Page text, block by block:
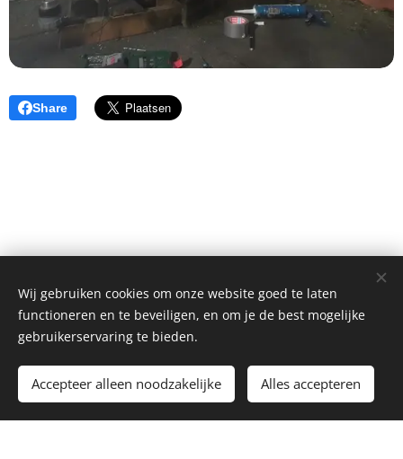
Share
copyright Art of Thunders
Cookies
Wij gebruiken cookies om onze website goed te laten
functioneren en te beveiligen, en om je de best mogelijke
gebruikerservaring te bieden.
Accepteer alleen noodzakelijke Alles accepteren